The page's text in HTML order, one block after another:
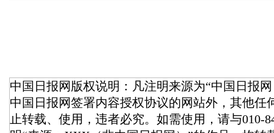
中国日报网版权说明：凡注明来源为“中国日报
中国日报网签署内容授权协议的网站外，其他任
止转载、使用，违者必究。如需使用，请与010-